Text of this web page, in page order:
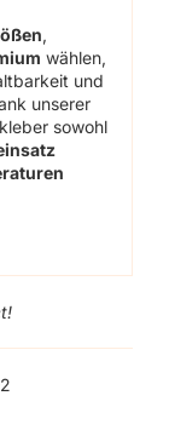
,
wählen,
und
unserer
sowohl